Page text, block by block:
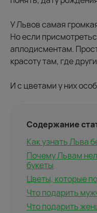
У Львов самая
Но если
аплодисментам.
красоту там, где
И с цветами у них
Содержание
Как узнать Льва
Почему Львам
букеты
Цветы, которые
Что подарить
Что подарить